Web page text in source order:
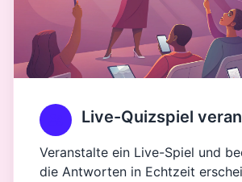
Live-Quizspiel
Veranstalte ein Live-Spiel und
die Antworten in Echtzeit